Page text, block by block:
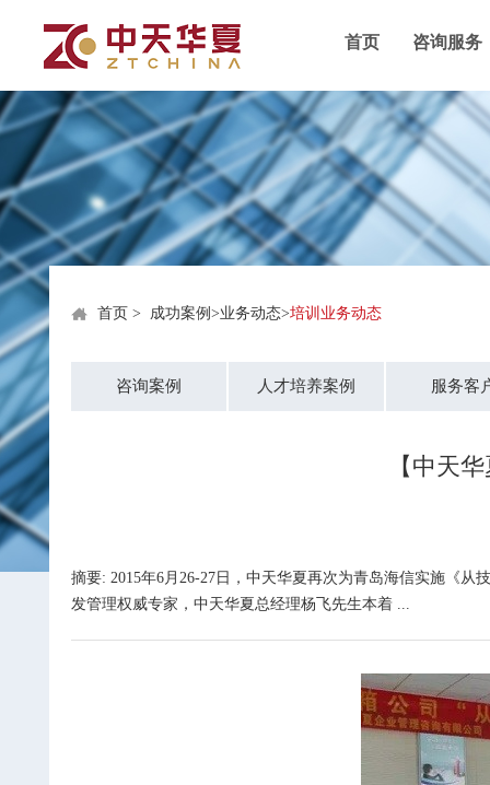
首页 咨询服务
首页 > 成功案例 >业务动态>培训业务动态
咨询案例 人才培养案例 服务客
【中天
摘要: 2015年6月26-27日，中天华夏再次为青岛海信实施《
发管理权威专家，中天华夏总经理杨飞先生本着 ...